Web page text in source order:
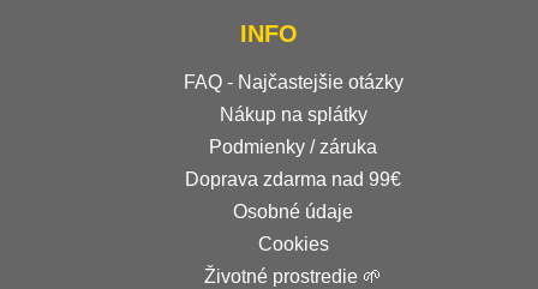
INFO
FAQ - Najčastejšie otázky
Nákup na splátky
Podmienky / záruka
Doprava zdarma nad 99€
Osobné údaje
Cookies
Životné prostredie 🌱